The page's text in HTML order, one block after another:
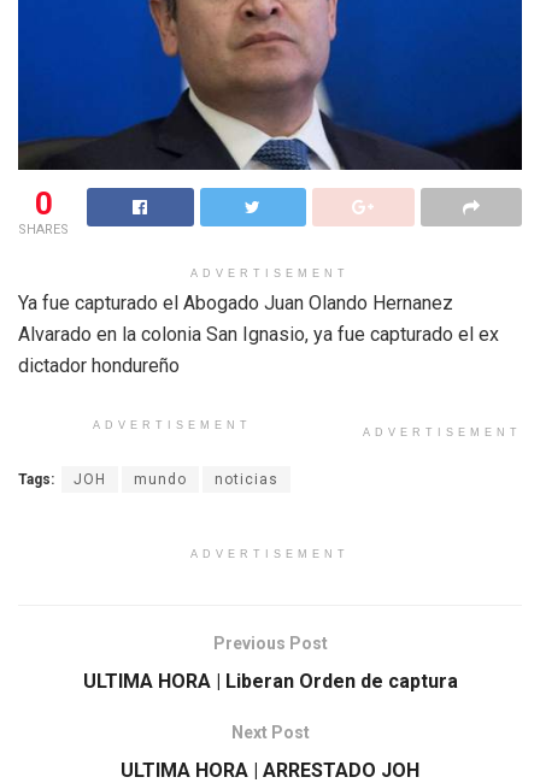
0
SHARES
ADVERTISEMENT
Ya fue capturado el Abogado Juan Olando Hernanez
Alvarado en la colonia San Ignasio, ya fue capturado el ex
dictador hondureño
ADVERTISEMENT
ADVERTISEMENT
Tags: JOH mundo noticias
ADVERTISEMENT
Previous Post
ULTIMA HORA | Liberan Orden de captura
Next Post
ULTIMA HORA | ARRESTADO JOH